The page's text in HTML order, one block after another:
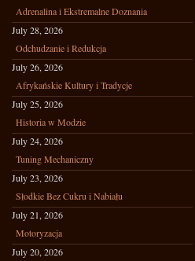
Adrenalina i Ekstremalne Doznania
July 28, 2026
Odchudzanie i Redukcja
July 26, 2026
Afrykańskie Kultury i Tradycje
July 25, 2026
Historia w Modzie
July 24, 2026
Tuning Mechaniczny
July 23, 2026
Słodkie Bez Cukru i Nabiału
July 21, 2026
Motoryzacja
July 20, 2026